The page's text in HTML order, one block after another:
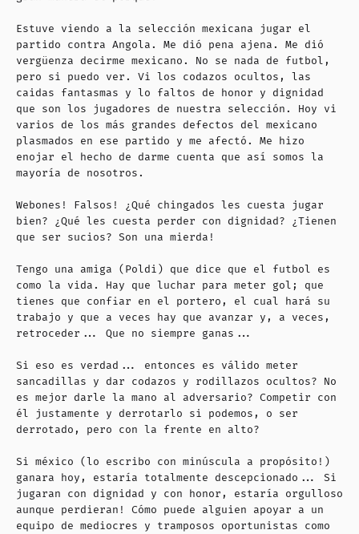
Estuve viendo a la selección mexicana jugar el
partido contra Angola. Me dió pena ajena. Me dió
vergüenza decirme mexicano. No se nada de futbol,
pero si puedo ver. Vi los codazos ocultos, las
caidas fantasmas y lo faltos de honor y dignidad
que son los jugadores de nuestra selección. Hoy vi
varios de los más grandes defectos del mexicano
plasmados en ese partido y me afectó. Me hizo
enojar el hecho de darme cuenta que así somos la
mayoría de nosotros.
Webones! Falsos! ¿Qué chingados les cuesta jugar
bien? ¿Qué les cuesta perder con dignidad? ¿Tienen
que ser sucios? Son una mierda!
Tengo una amiga (Poldi) que dice que el futbol es
como la vida. Hay que luchar para meter gol; que
tienes que confiar en el portero, el cual hará su
trabajo y que a veces hay que avanzar y, a veces,
retroceder... Que no siempre ganas...
Si eso es verdad... entonces es válido meter
sancadillas y dar codazos y rodillazos ocultos? No
es mejor darle la mano al adversario? Competir con
él justamente y derrotarlo si podemos, o ser
derrotado, pero con la frente en alto?
Si méxico (lo escribo con minúscula a propósito!)
ganara hoy, estaría totalmente descepcionado... Si
jugaran con dignidad y con honor, estaría orgulloso
aunque perdieran! Cómo puede alguien apoyar a un
equipo de mediocres y tramposos oportunistas como